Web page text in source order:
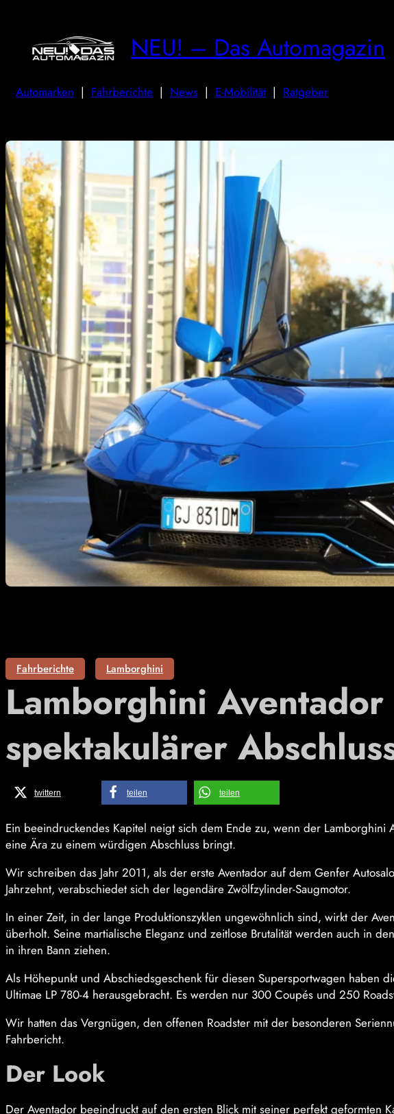
NEU! – Das Automagazin
Automarken | Fahrberichte | News | E-Mobilität | Ratgeber
Fahrberichte Lamborghini
Lamborghini
spektakulärer
twittern teilen teilen
Ein beeindruckendes Kapitel neigt sich dem Ende zu, wenn der Lamborghini
eine Ära zu einem würdigen Abschluss bringt.
Wir schreiben das Jahr 2011, als der erste Aventador auf dem Genfer
Jahrzehnt, verabschiedet sich der legendäre Zwölfzylinder-Saugmotor.
In einer Zeit, in der lange Produktionszyklen ungewöhnlich sind, wirkt der
überholt. Seine martialische Eleganz und zeitlose Brutalität werden auch in
in ihren Bann ziehen.
Als Höhepunkt und Abschiedsgeschenk für diesen Supersportwagen haben
Ultimae LP 780-4 herausgebracht. Es werden nur 300 Coupés und 250
Wir hatten das Vergnügen, den offenen Roadster mit der besonderen
Fahrbericht.
Der Look
Der Aventador beeindruckt auf den ersten Blick mit seiner perfekt geformten